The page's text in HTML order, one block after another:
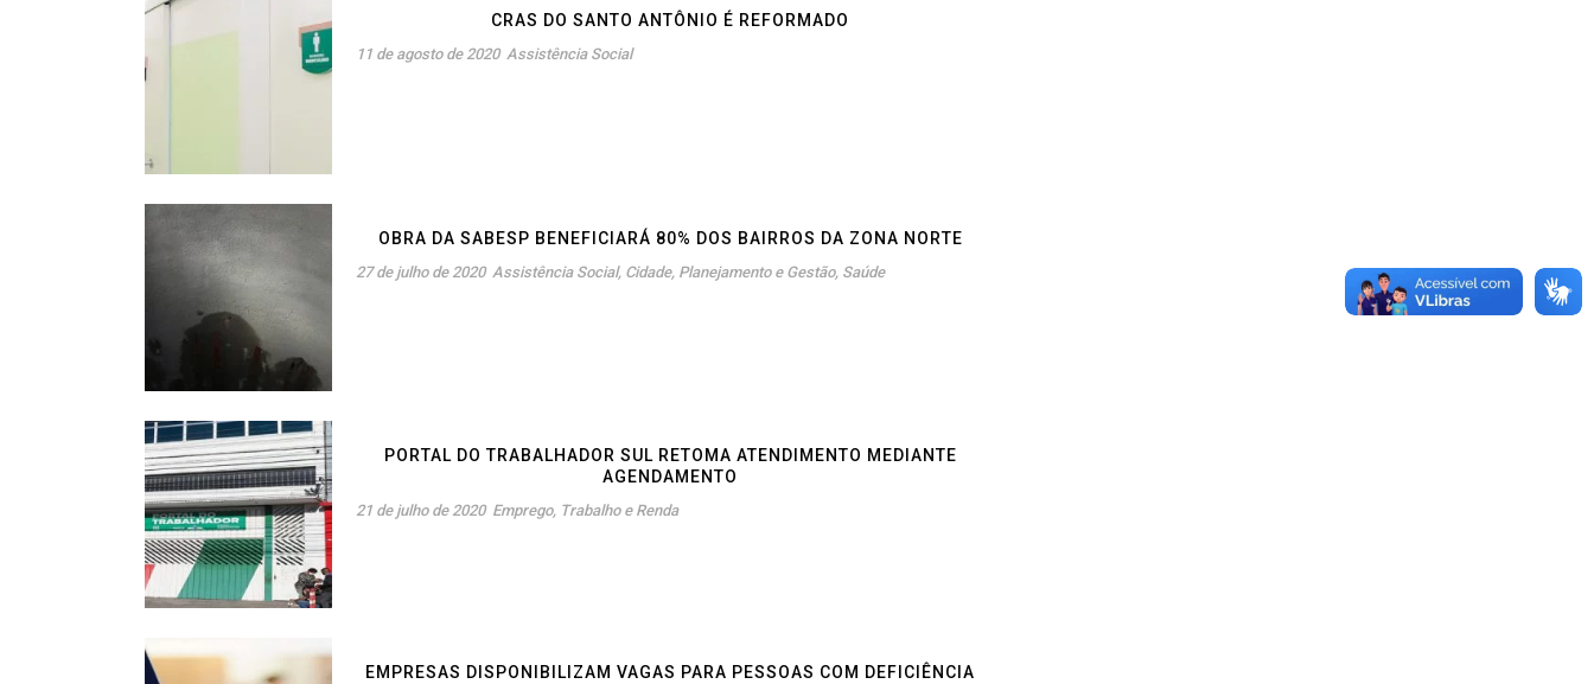
CRAS DO SANTO ANTÔNIO É REFORMADO
11 de agosto de 2020 Assistência Social
OBRA DA SABESP BENEFICIARÁ 80% DOS BAIRROS DA ZONA NORTE
27 de julho de 2020 Assistência Social, Cidade, Planejamento e Gestão, Saúde
PORTAL DO TRABALHADOR SUL RETOMA ATENDIMENTO MEDIANTE
AGENDAMENTO
21 de julho de 2020 Emprego, Trabalho e Renda
EMPRESAS DISPONIBILIZAM VAGAS PARA PESSOAS COM DEFICIÊNCIA